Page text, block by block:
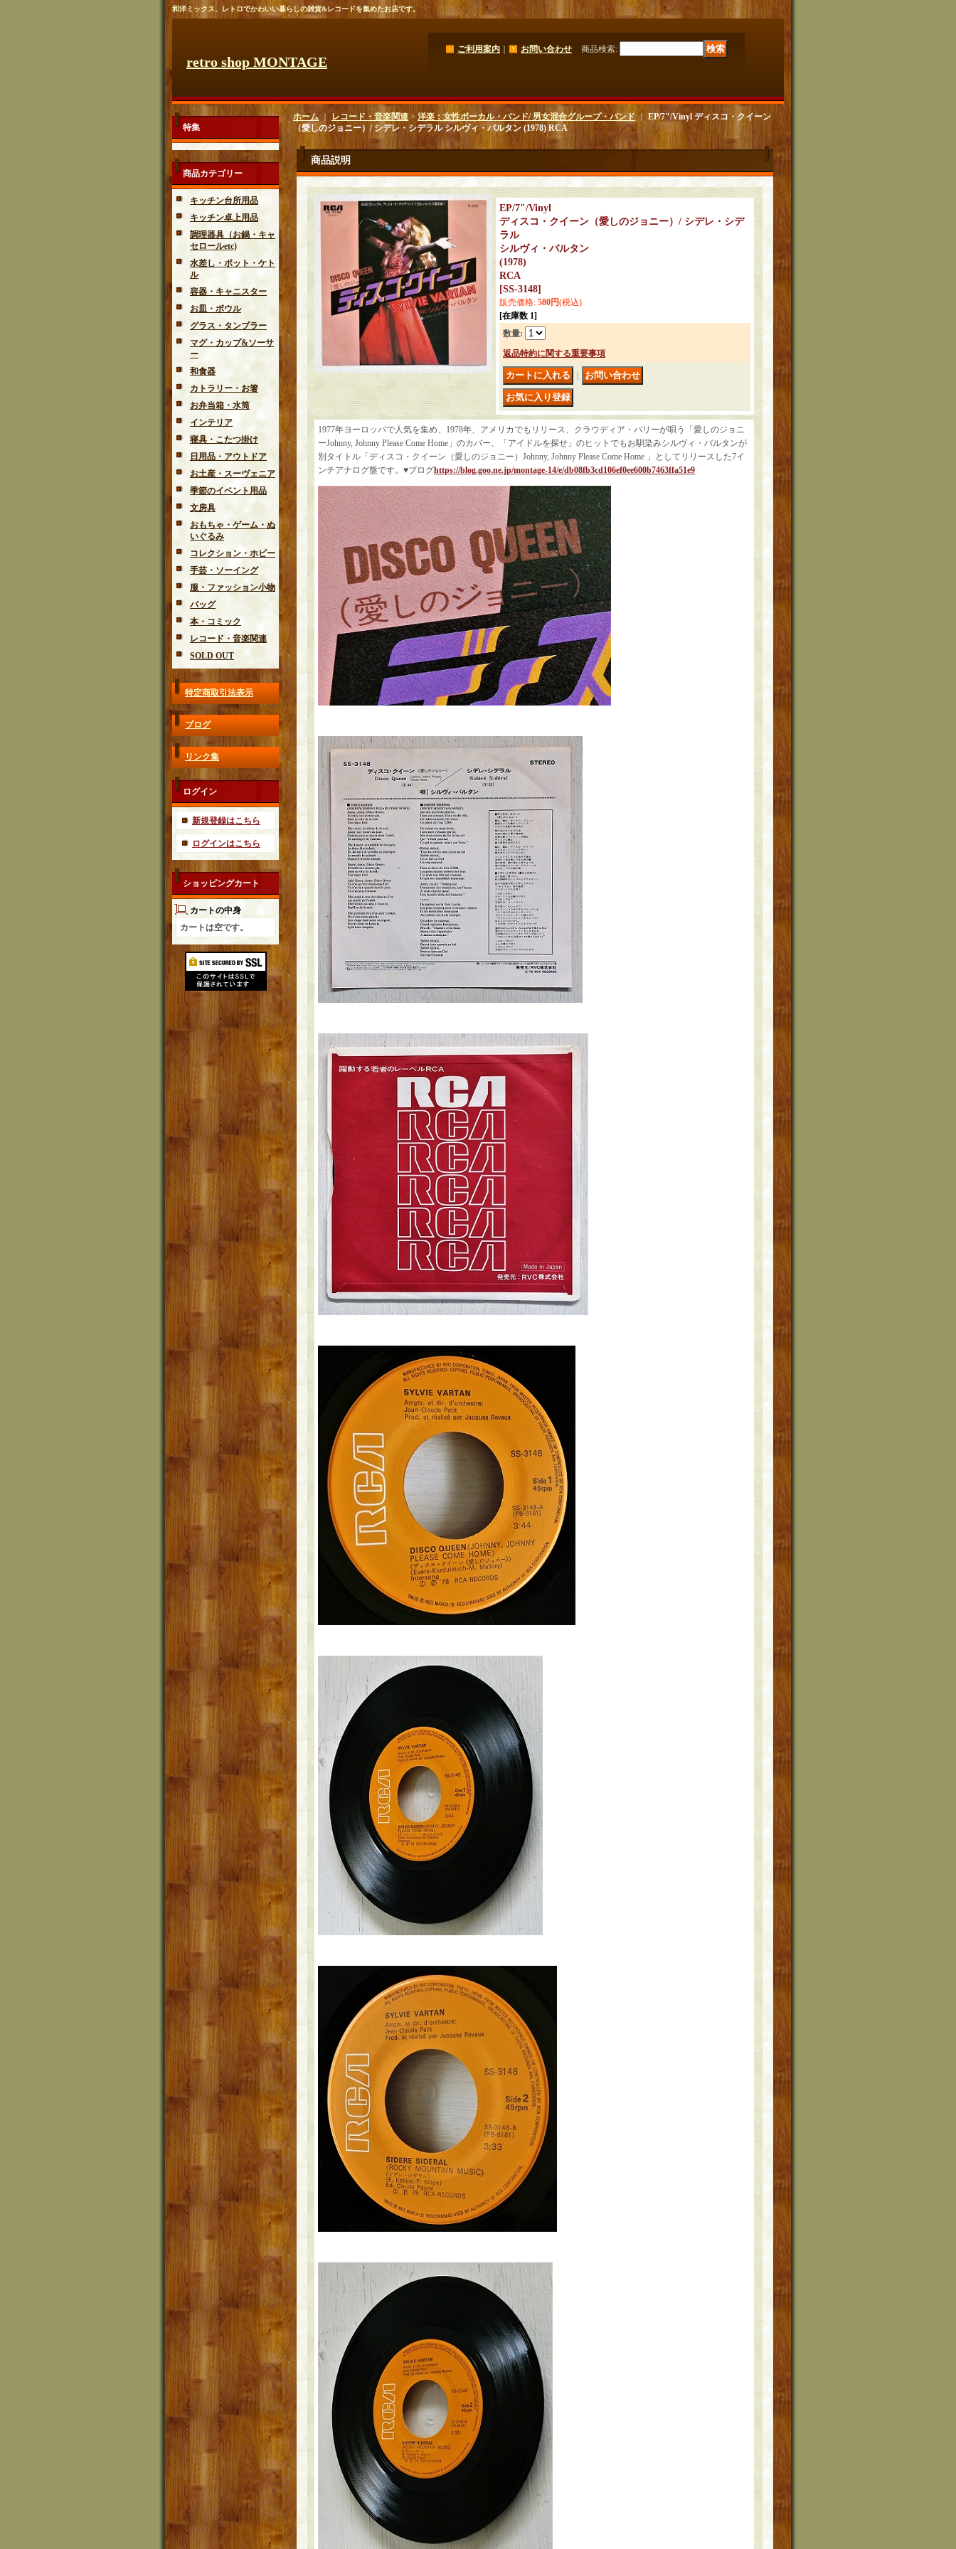
和洋ミックス、レトロでかわいい暮らしの雑貨&レコードを集めたお店です。
retro shop MONTAGE
ご利用案内 お問い合わせ 商品検索:
特集
商品カテゴリー
キッチン台所用品
キッチン卓上用品
調理器具（お鍋・キャ
セロールetc)
水差し・ポット・ケト
ル
容器・キャニスター
お皿・ボウル
グラス・タンブラー
マグ・カップ&ソーサ
ー
和食器
カトラリー・お箸
お弁当箱・水筒
インテリア
寝具・こたつ掛け
日用品・アウトドア
お土産・スーヴェニア
季節のイベント用品
文房具
おもちゃ・ゲーム・ぬ
いぐるみ
コレクション・ホビー
手芸・ソーイング
服・ファッション小物
バッグ
本・コミック
レコード・音楽関連
SOLD OUT
特定商取引法表示
ブログ
リンク集
ログイン
新規登録はこちら
ログインはこちら
ショッピングカート
カートの中身
カートは空です。
ホーム｜ レコード・音楽関連 > 洋楽：女性ボーカル・バンド/ 男女混合グループ・バンド｜EP/7"/Vinyl ディスコ・クイーン
（愛しのジョニー）/ シデレ・シデラル シルヴィ・バルタン (1978) RCA
商品説明
EP/7"/Vinyl
ディスコ・クイーン（愛しのジョニー）/ シデレ・シデ
ラル
シルヴィ・バルタン
(1978)
RCA
[SS-3148]
販売価格: 580円(税込)
[在庫数 1]
数量:
返品特約に関する重要事項
1977年ヨーロッパで人気を集め、1978年、アメリカでもリリース、クラウディア・バリーが唄う「愛しのジョニ
ーJohnny, Johnny Please Come Home」のカバー、「アイドルを探せ」のヒットでもお馴染みシルヴィ・バルタンが
別タイトル「ディスコ・クイーン（愛しのジョニー）Johnny, Johnny Please Come Home 」としてリリースした7イ
ンチアナログ盤です。♥ブログhttps://blog.goo.ne.jp/montage-14/e/db08fb3cd106ef0ee600b7463ffa51e9